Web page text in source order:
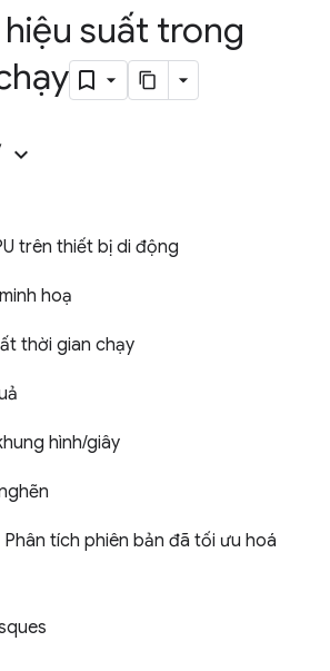
suất trong
trên thiết bị di động
hoạ
thời gian chạy
hình/giây
tích phiên bản đã tối ưu hoá